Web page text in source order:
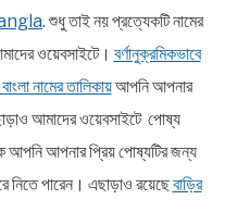
. শুধু তাই নয় প্রত্যেকটি নামের
ওয়েবসাইটে। বর্ণানুক্রমিকভাবে
নামের তালিকায়আপনি আপনার
আমাদের ওয়েবসাইটে পোষ্য
আপনি আপনার প্রিয় পোষ্যটির জন্য
নিতে পারেন। এছাড়াও রয়েছেবাড়ির